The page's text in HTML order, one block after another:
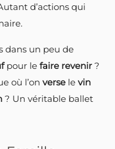
d’actions qui
dans un peu de
pour le faire revenir ?
où l’on verse le vin
? Un véritable ballet